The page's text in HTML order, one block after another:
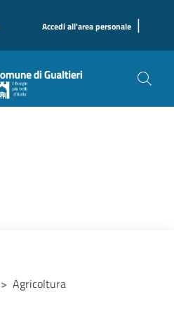
Accedi all'area personale |
> Agricoltura